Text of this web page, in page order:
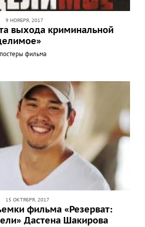
9 НОЯБРЯ, 2017
выхода криминальной
фильма
15 ОКТЯБРЯ, 2017
фильма «Резерват:
Дастена Шакирова